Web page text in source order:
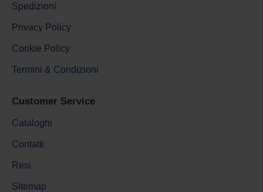
Spedizioni
Privacy Policy
Cookie Policy
Termini & Condizioni
Customer Service
Cataloghi
Contatti
Resi
Sitemap